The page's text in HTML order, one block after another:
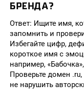
БРЕНДА?
Ответ: Ищите имя,
запомнить и
Избегайте цифр,
короткое имя с
например,
Проверьте домен
не нарушить